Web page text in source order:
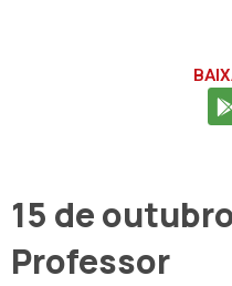
15 de
Professor